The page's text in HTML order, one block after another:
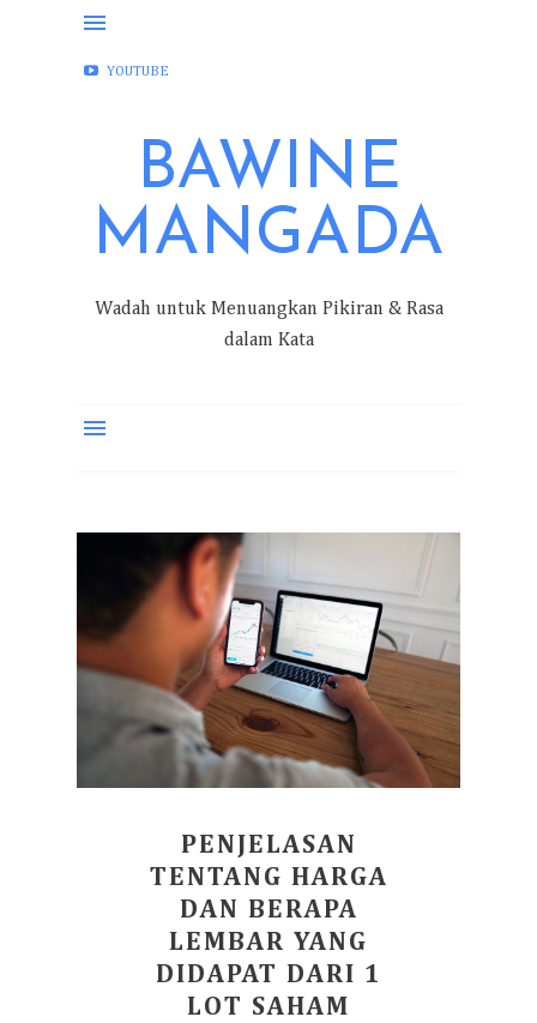
FACEBOOK
YOUTUBE
BAWINE
MANGADA
Wadah untuk Menuangkan Pikiran & Rasa
dalam Kata
PENJELASAN
TENTANG HARGA
DAN BERAPA
LEMBAR YANG
DIDAPAT DARI 1
LOT SAHAM